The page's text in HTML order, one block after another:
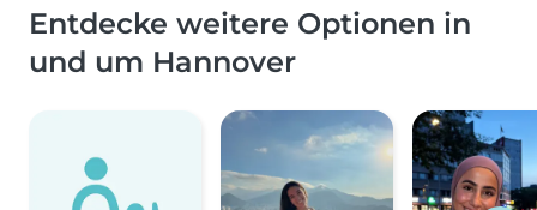
Entdecke weitere Optionen in
und um Hannover